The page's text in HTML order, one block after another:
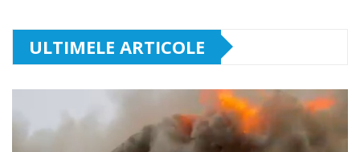
ULTIMELE ARTICOLE